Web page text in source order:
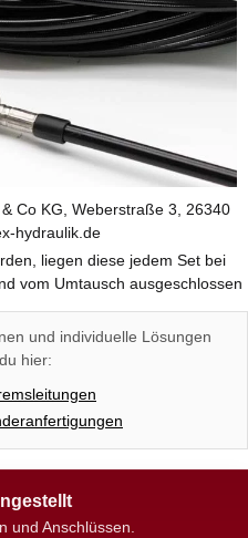
Co KG, Weberstraße 3, 26340
hydraulik.de
liegen diese jedem Set bei
vom Umtausch ausgeschlossen
und individuelle Lösungen
hier:
und Anschlüssen.